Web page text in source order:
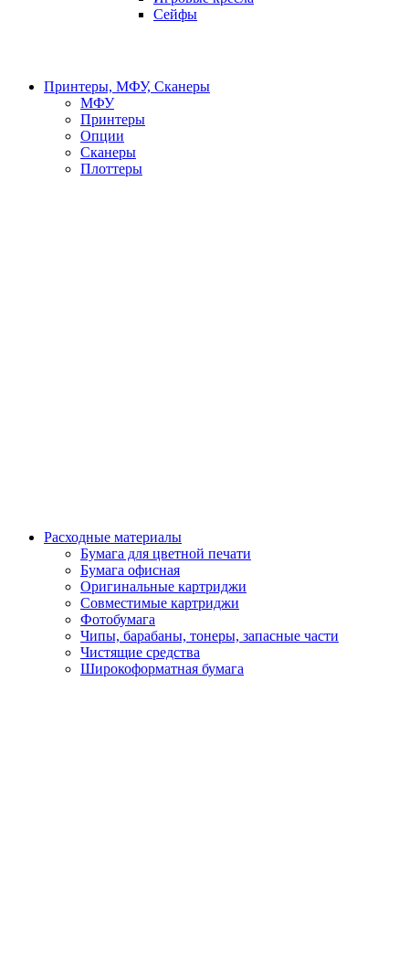
Сейфы
Принтеры, МФУ, Сканеры
МФУ
Принтеры
Опции
Сканеры
Плоттеры
Расходные материалы
Бумага для цветной печати
Бумага офисная
Оригинальные картриджи
Совместимые картриджи
Фотобумага
Чипы, барабаны, тонеры, запасные части
Чистящие средства
Широкоформатная бумага